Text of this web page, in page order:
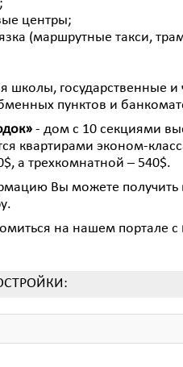
центры;
(маршрутные такси,
школы, государственные
пунктов и
- дом с 10 секциями
квартирами эконом-
а трехкомнатной – 540$.
Вы можете получить
на нашем портале с